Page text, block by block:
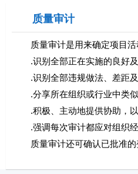
质量审计
质量审计是用来确定项目活
.识别全部正在实施的良好及
.识别全部违规做法、差距及
.分享所在组织或行业中类似
.积极、主动地提供协助，以
.强调每次审计都应对组织经
质量审计还可确认已批准的